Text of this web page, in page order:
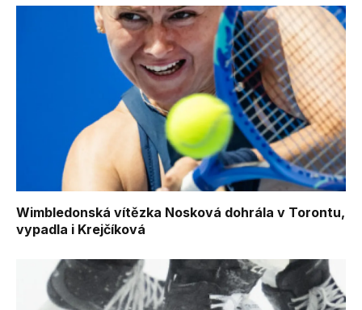
Wimbledonská vítězka Nosková dohrála v Torontu,
vypadla i Krejčíková